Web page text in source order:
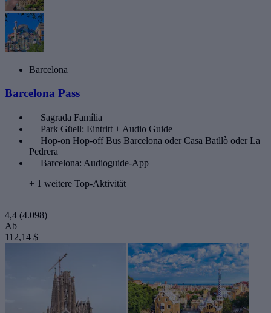
Barcelona
Barcelona Pass
Sagrada Família
Park Güell: Eintritt + Audio Guide
Hop-on Hop-off Bus Barcelona oder Casa Batllò oder La
Pedrera
Barcelona: Audioguide-App
+ 1 weitere Top-Aktivität
4,4 (4.098)
Ab
112,14 $